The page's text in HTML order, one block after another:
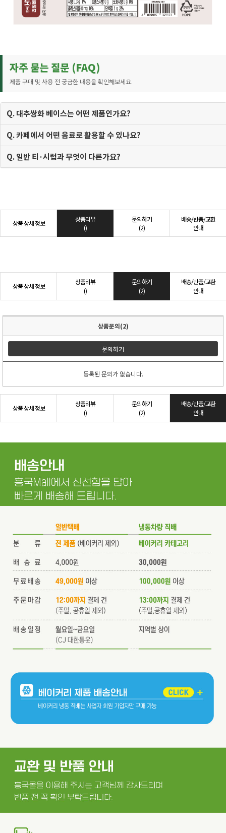
자주 묻는 질문 (FAQ)
제품 구매 및 사용 전 궁금한 내용을 확인해보세요.
Q. 대추쌍화 베이스는 어떤 제품인가요?
Q. 카페에서 어떤 음료로 활용할 수 있나요?
Q. 일반 티·시럽과 무엇이 다른가요?
상품 상세 정보
상품리뷰
()
문의하기
(2)
배송/반품/교환
안내
상품 상세 정보
상품리뷰
()
문의하기
(2)
배송/반품/교환
안내
상품문의(2)
문의하기
등록된 문의가 없습니다.
상품 상세 정보
상품리뷰
()
문의하기
(2)
배송/반품/교환
안내